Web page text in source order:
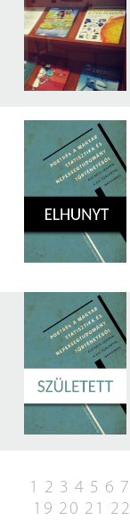
1 2 3 4 5 6 7
19 20 21 22